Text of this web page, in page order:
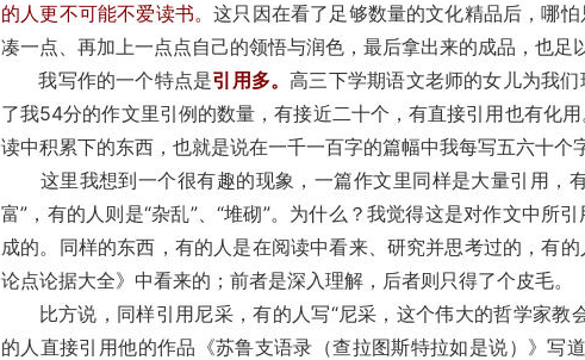
的人更不可能不爱读书。这只因在看了足够数量的文化精品后，哪
凑一点、再加上一点点自己的领悟与润色，最后拿出来的成品，也足
我写作的一个特点是引用多。高三下学期语文老师的女儿为我
了我54分的作文里引例的数量，有接近二十个，有直接引用也有化
读中积累下的东西，也就是说在一千一百字的篇幅中我每写五六十个
这里我想到一个很有趣的现象，一篇作文里同样是大量引用，
富”，有的人则是“杂乱”、“堆砌”。为什么？我觉得这是对作文中所
成的。同样的东西，有的人是在阅读中看来、研究并思考过的，有
论点论据大全》中看来的；前者是深入理解，后者则只得了个皮毛。
比方说，同样引用尼采，有的人写“尼采，这个伟大的哲学家教
的人直接引用他的作品《苏鲁支语录（查拉图斯特拉如是说）》写